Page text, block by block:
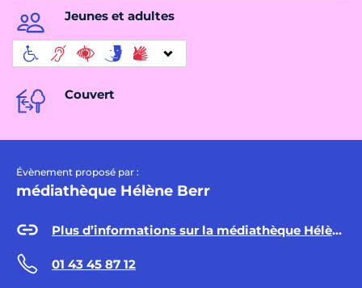
Jeunes et adultes
Couvert
Évènement proposé par :
médiathèque Hélène Berr
Plus d’informations sur la médiathèque Hélène Berr
01 43 45 87 12